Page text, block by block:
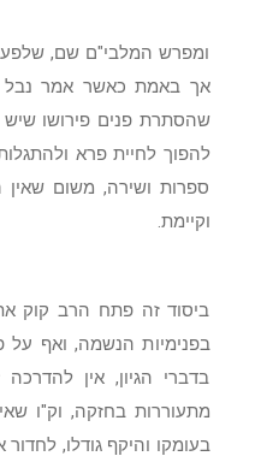
ומפרש המלבי"ם שם,
אך באמת כאשר אמר נבל
שהסתרת פנים פירושו
להפוך לחיית פרא
ספרות ושירה, משום שאין
וקיימת.
ביסוד זה פתח הרב קוק
בפנימיות הנשמה, ואף
בדברי הגיון, אין
מתעוררות בחזקה, וק"ו
בעומקו והיקף גודלו,